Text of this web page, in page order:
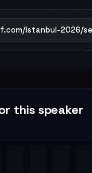
this speaker